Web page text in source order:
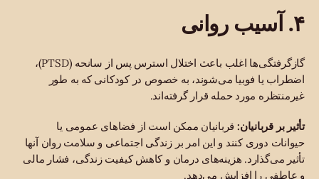
۴. آسیب روانی
گازگرفتگی‌ها اغلب باعث اختلال استرس پس از سانحه (PTSD)،
اضطراب یا فوبیا می‌شوند، به خصوص در کودکانی که به طور
غیرمنتظره مورد حمله قرار گرفته‌اند.
تأثیر بر قربانیان:قربانیان ممکن است از فضاهای عمومی یا
حیوانات دوری کنند و این امر بر زندگی اجتماعی و سلامت روان آنها
تأثیر می‌گذارد. هزینه‌های درمان و کاهش کیفیت زندگی، فشار مالی
و عاطفی را افزایش می‌دهد.